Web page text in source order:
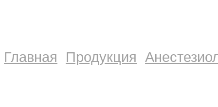
Главная Продукция